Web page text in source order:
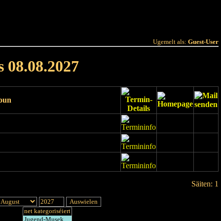
Ugemelt als: Guest-User
08.08.2027
Säiten: 1